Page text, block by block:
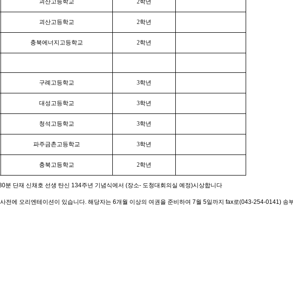
괴산고등학교 2학년
괴산고등학교 2학년
충북에너지고등학교 2학년
구례고등학교 3학년
대성고등학교 3학년
청석고등학교 3학년
파주금촌고등학교 3학년
충북고등학교 2학년
분 단재 신채호 선생 탄신 134주년 기념식에서 (장소- 도청대회의실 예정)시상합니다
전에 오리엔테이션이 있습니다. 해당자는 6개월 이상의 여권을 준비하여 7월 5일까지 fax로(043-254-0141) 송